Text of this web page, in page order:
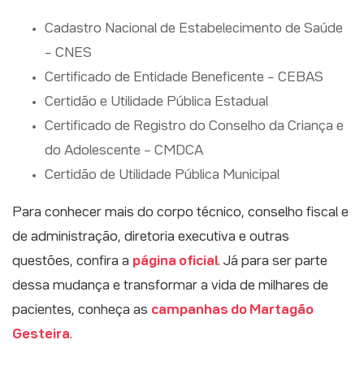
Cadastro Nacional de Estabelecimento de Saúde
– CNES
Certificado de Entidade Beneficente – CEBAS
Certidão e Utilidade Pública Estadual
Certificado de Registro do Conselho da Criança e
do Adolescente – CMDCA
Certidão de Utilidade Pública Municipal
Para conhecer mais do corpo técnico, conselho fiscal e
de administração, diretoria executiva e outras
questões, confira a página oficial. Já para ser parte
dessa mudança e transformar a vida de milhares de
pacientes, conheça as campanhas do Martagão
Gesteira.